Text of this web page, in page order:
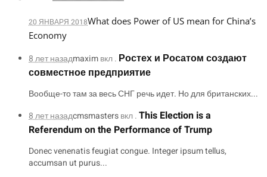
20 ЯНВАРЯ 2018What does Power of US mean for China’s
Economy
8 лет назадmaximвкл . Ростех и Росатом создают
совместное предприятие
Вообще-то там за весь СНГ речь идет. Но для британских...
8 лет назадcmsmastersвкл .This Election is a
Referendum on the Performance of Trump
Donec venenatis feugiat congue. Integer ipsum tellus,
accumsan ut purus...